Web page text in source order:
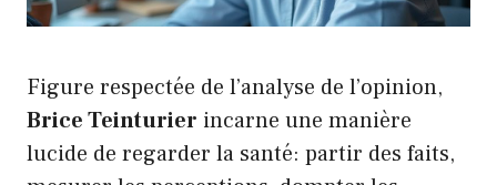
Figure respectée de l’analyse de l’opinion,
Brice Teinturier incarne une manière
lucide de regarder la santé: partir des faits,